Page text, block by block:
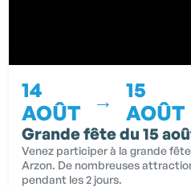
14
AOÛT
→
15
AOÛT
Grande fête du 15
Venez participer à la grande
Arzon. De nombreuses
pendant les 2 jours.